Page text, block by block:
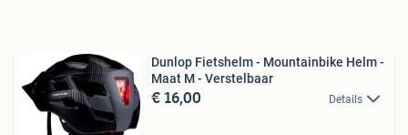
Dunlop Fietshelm - Mountainbike Helm -
Maat M - Verstelbaar
€ 16,00 Details